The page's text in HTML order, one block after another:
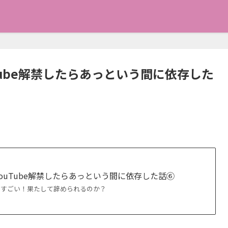
解禁したらあっという間に依存した
解禁したらあっという間に依存した話⑥
ごい！果たして辞められるのか？